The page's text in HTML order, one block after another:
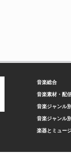
音楽総合
音楽素材・配
音楽ジャンル
音楽ジャンル
楽器とミュー